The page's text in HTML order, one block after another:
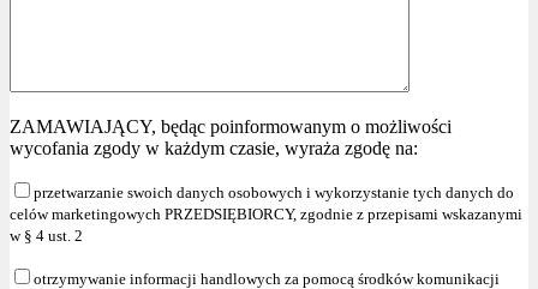
ZAMAWIAJĄCY, będąc poinformowanym o możliwości
wycofania zgody w każdym czasie, wyraża zgodę na:
przetwarzanie swoich danych osobowych i wykorzystanie tych danych do
celów marketingowych PRZEDSIĘBIORCY, zgodnie z przepisami wskazanymi
w § 4 ust. 2
otrzymywanie informacji handlowych za pomocą środków komunikacji